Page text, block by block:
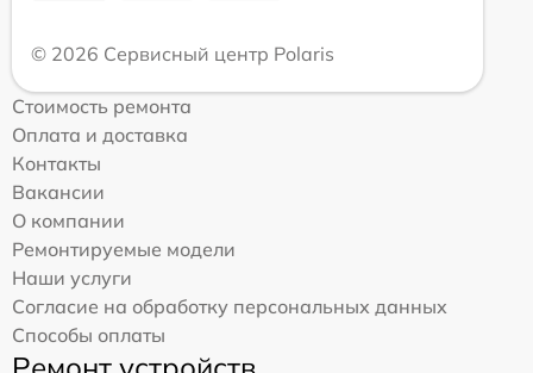
© 2026 Сервисный центр Polaris
Стоимость ремонта
Оплата и доставка
Контакты
Вакансии
О компании
Ремонтируемые модели
Наши услуги
Согласие на обработку персональных данных
Способы оплаты